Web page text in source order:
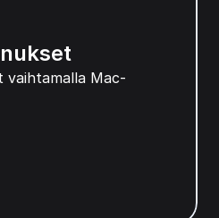
vaihtamalla Mac-